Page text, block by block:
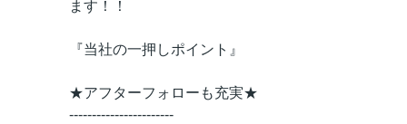
ます！！
『当社の一押しポイント』
★アフターフォローも充実★
-----------------------